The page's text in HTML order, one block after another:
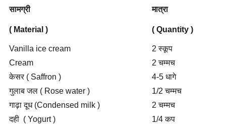
सामग्री
( Material )
मात्रा
( Quantity )
Vanilla ice cream
2 स्कूप
Cream
2 चम्मच
केसर ( Saffron )
4-5 धागे
गुलाब जल ( Rose water )
1/2 चम्मच
गाढ़ा दूध (Condensed milk )
2 चम्मच
दही ( Yogurt )
1/4 कप